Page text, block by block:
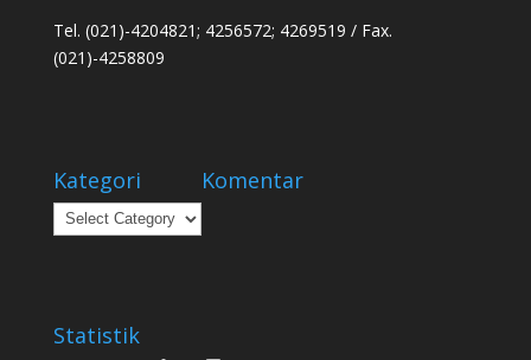
Tel. (021)-4204821; 4256572; 4269519 / Fax.
(021)-4258809
Kategori
Kategori
Komentar
Statistik